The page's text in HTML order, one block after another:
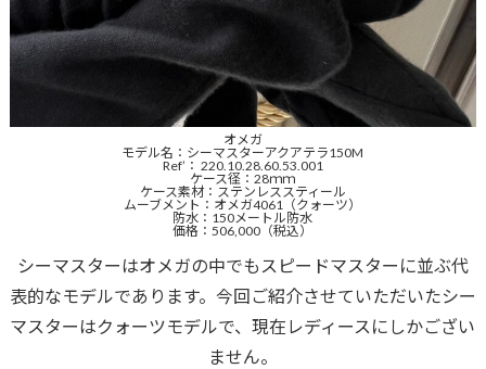
オメガ
モデル名：シーマスターアクアテラ150M
Ref’： 220.10.28.60.53.001
ケース径：28ｍｍ
ケース素材：ステンレススティール
ムーブメント：オメガ4061（クォーツ）
防水：150メートル防水
価格：506,000（税込）
シーマスターはオメガの中でもスピードマスターに並ぶ代
表的なモデルであります。今回ご紹介させていただいたシー
マスターはクォーツモデルで、現在レディースにしかござい
ません。